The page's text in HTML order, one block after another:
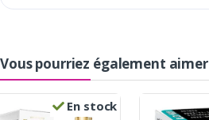
Vous pourriez également aimer
En stock